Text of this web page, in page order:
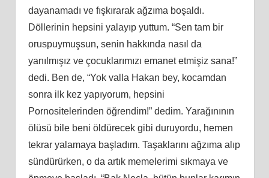
dayanamadı ve fışkırarak ağzıma boşaldı.
Döllerinin hepsini yalayıp yuttum. “Sen tam bir
oruspuymuşsun, senin hakkında nasıl da
yanılmışız ve çocuklarımızı emanet etmişiz sana!”
dedi. Ben de, “Yok valla Hakan bey, kocamdan
sonra ilk kez yapıyorum, hepsini
Pornositelerinden öğrendim!” dedim. Yarağınının
ölüsü bile beni öldürecek gibi duruyordu, hemen
tekrar yalamaya başladım. Taşaklarını ağzıma alıp
sündürürken, o da artık memelerimi sıkmaya ve